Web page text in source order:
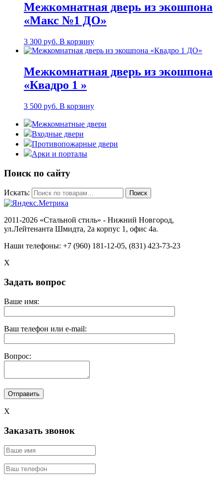
Межкомнатная дверь из экошпона
«Макс №1 ДО»
3 300 руб. В корзину
Межкомнатная дверь из экошпона
«Квадро 1 »
3 500 руб. В корзину
Межкомнатные двери
Входные двери
Противопожарные двери
Арки и порталы
Поиск по сайту
Искать: Поиск
2011-2026 «Стальной стиль» - Нижний Новгород,
ул.Лейтенанта Шмидта, 2а корпус 1, офис 4a.
Наши телефоны: +7 (960) 181-12-05, (831) 423-73-23
X
Задать вопрос
Ваше имя:
Ваш телефон или e-mail:
Вопрос:
X
Заказать звонок